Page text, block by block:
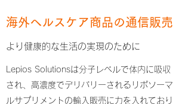
海外ヘルスケア商品の通信販売
​より健康的な生活の実現のために
Lepios Solutionsは分子レベルで体内に吸収
され、高濃度でデリバリーされるリポソーマ
ルサプリメントの輸入販売に力を入れており